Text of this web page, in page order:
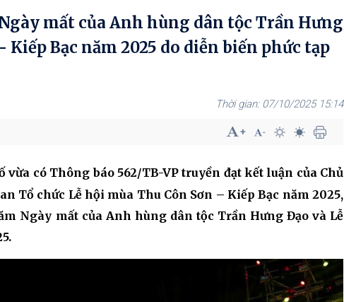
mất của Anh hùng dân tộc Trần Hưng
Bạc năm 2025 do diễn biến phức tạp
07/10/2025 15:14
có Thông báo 562/TB-VP truyền đạt kết luận của Chủ
Tổ chức Lễ hội mùa Thu Côn Sơn – Kiếp Bạc năm 2025,
Ngày mất của Anh hùng dân tộc Trần Hưng Đạo và Lễ